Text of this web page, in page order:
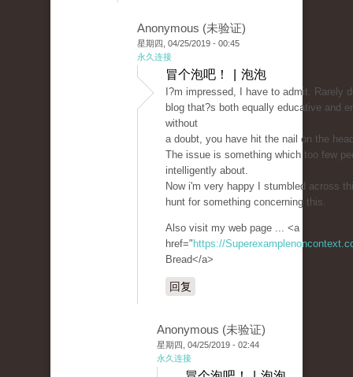
Anonymous (未验证)
星期四, 04/25/2019 - 00:45
永久连接
冒个泡吧！ | 泡泡
I?m impressed, I have to admit. Rarely
blog that?s both equally educative and
without
a doubt, you have hit the nail on the
The issue is something which too few
intelligently about.
Now i'm very happy I stumbled across
hunt for something concerning this.
Also visit my web page ... <a
href=" https://
Bread</a>
回复
Anonymous (未验证)
星期四, 04/25/2019 - 02:44
永久连接